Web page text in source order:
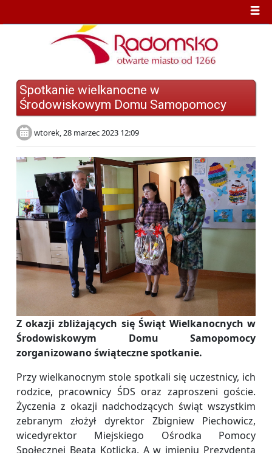
Spotkanie wielkanocne w
Środowiskowym Domu Samopomocy
wtorek, 28 marzec 2023 12:09
Z okazji zbliżających się Świąt Wielkanocnych w
Środowiskowym Domu Samopomocy
zorganizowano świąteczne spotkanie.
Przy wielkanocnym stole spotkali się uczestnicy, ich
rodzice, pracownicy ŚDS oraz zaproszeni goście.
Życzenia z okazji nadchodzących świąt wszystkim
zebranym złożył dyrektor Zbigniew Piechowicz,
wicedyrektor Miejskiego Ośrodka Pomocy
Społecznej Beata Kotlicka. A w imieniu Prezydenta